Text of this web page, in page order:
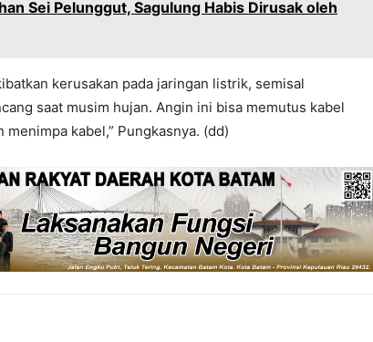
Sei Pelunggut, Sagulung Habis Dirusak oleh
kerusakan pada jaringan listrik, semisal
saat musim hujan. Angin ini bisa memutus kabel
kabel,” Pungkasnya. (dd)